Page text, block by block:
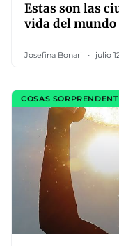
Estas son las
vida del mundo
Josefina Bonari julio
COSAS